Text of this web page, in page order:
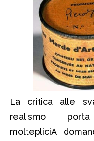
La critica alle
realismo
moltepliciÂ